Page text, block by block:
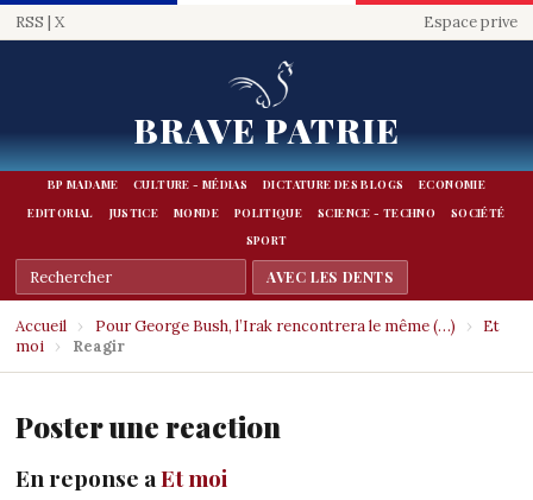
RSS | X Espace prive
BRAVE PATRIE
BP MADAME CULTURE - MÉDIAS DICTATURE DES BLOGS
ECONOMIE
EDITORIAL
JUSTICE MONDE POLITIQUE SCIENCE - TECHNO
SOCIÉTÉ
SPORT
Accueil › Pour George Bush, l’Irak rencontrera le même (…) ›
Et
moi
› Reagir
Poster une reaction
En reponse aEt moi